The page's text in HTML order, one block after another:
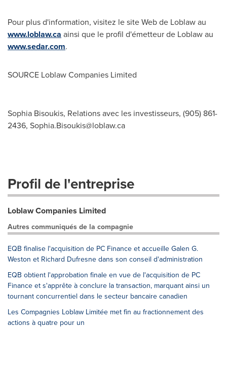
Pour plus d'information, visitez le site Web de Loblaw au
www.loblaw.ca ainsi que le profil d'émetteur de Loblaw au
www.sedar.com.
SOURCE Loblaw Companies Limited
Sophia Bisoukis, Relations avec les investisseurs, (905) 861-
2436, Sophia.Bisoukis@loblaw.ca
Profil de l'entreprise
Loblaw Companies Limited
Autres communiqués de la compagnie
EQB finalise l'acquisition de PC Finance et accueille Galen G.
Weston et Richard Dufresne dans son conseil d'administration
EQB obtient l'approbation finale en vue de l'acquisition de PC
Finance et s'apprête à conclure la transaction, marquant ainsi un
tournant concurrentiel dans le secteur bancaire canadien
Les Compagnies Loblaw Limitée met fin au fractionnement des
actions à quatre pour un